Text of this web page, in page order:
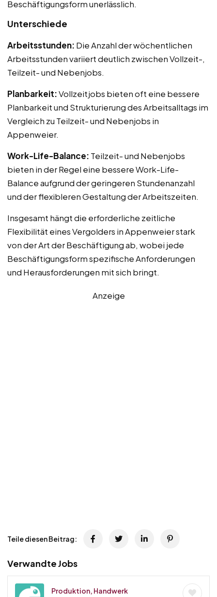
Beschäftigungsform unerlässlich.
Unterschiede
Arbeitsstunden: Die Anzahl der wöchentlichen
Arbeitsstunden variiert deutlich zwischen Vollzeit-,
Teilzeit- und Nebenjobs.
Planbarkeit:Vollzeitjobs bieten oft eine bessere
Planbarkeit und Strukturierung des Arbeitsalltags im
Vergleich zu Teilzeit- und Nebenjobs in
Appenweier.
Work-Life-Balance: Teilzeit- und Nebenjobs
bieten in der Regel eine bessere Work-Life-
Balance aufgrund der geringeren Stundenanzahl
und der flexibleren Gestaltung der Arbeitszeiten.
Insgesamt hängt die erforderliche zeitliche
Flexibilität eines Vergolders in Appenweier stark
von der Art der Beschäftigung ab, wobei jede
Beschäftigungsform spezifische Anforderungen
und Herausforderungen mit sich bringt.
Anzeige
Teile diesen Beitrag:
Verwandte Jobs
Produktion, Handwerk